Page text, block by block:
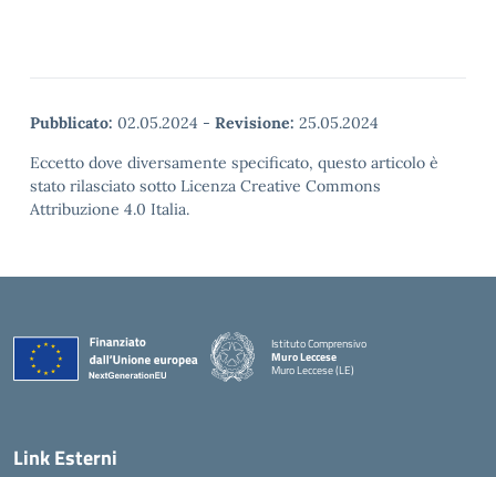
Pubblicato: 02.05.2024 - Revisione: 25.05.2024
Eccetto dove diversamente specificato, questo articolo è
stato rilasciato sotto Licenza Creative Commons
Attribuzione 4.0 Italia.
Istituto Comprensivo
Muro Leccese
Muro Leccese (LE)
Link Esterni